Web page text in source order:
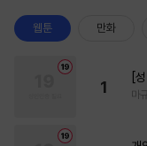
웹툰 만화
1
[
마